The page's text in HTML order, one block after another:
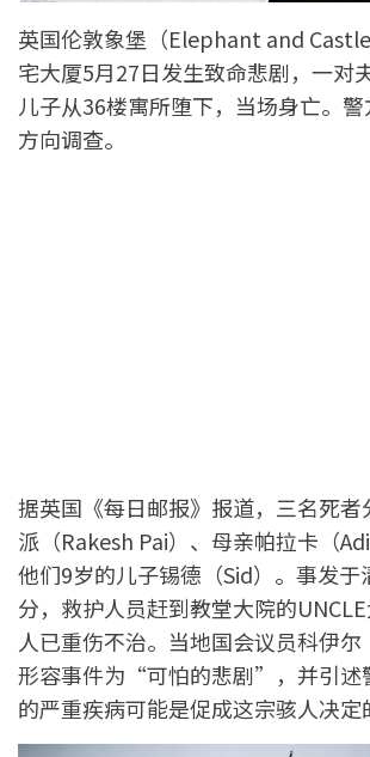
英国伦敦象堡（Elephant and
宅大厦5月27日发生致命悲剧，一对
儿子从36楼寓所堕下，当场身亡。
方向调查。
据英国《每日邮报》报道，三名死者
派（Rakesh Pai）、母亲帕拉卡（
他们9岁的儿子锡德（Sid）。事发于
分，救护人员赶到教堂大院的
人已重伤不治。当地国会议员科伊尔
形容事件为“可怕的悲剧”，并引述
的严重疾病可能是促成这宗骇人决定